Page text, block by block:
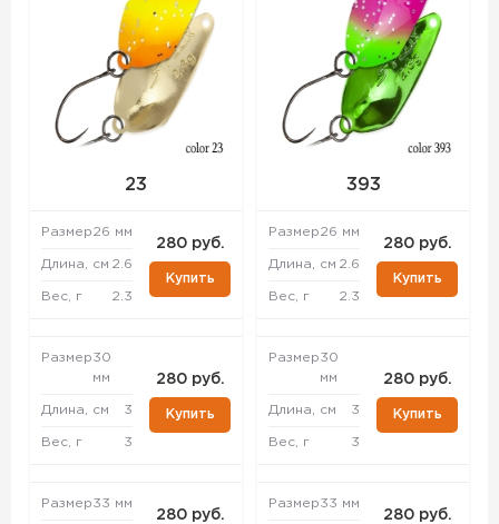
23
Размер26 мм
Длина, см 2.6
Вес, г 2.3
280 руб.
Купить
Размер30
мм
Длина, см 3
Вес, г 3
280 руб.
Купить
Размер33 мм
280 руб.
393
Размер26 мм
Длина, см 2.6
Вес, г 2.3
280 руб.
Купить
Размер30
мм
Длина, см 3
Вес, г 3
280 руб.
Купить
Размер33 мм
280 руб.